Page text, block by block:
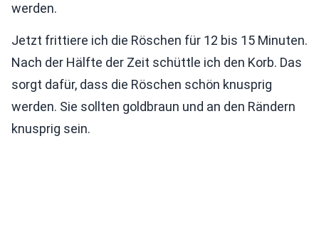
werden.
Jetzt frittiere ich die Röschen für 12 bis 15 Minuten.
Nach der Hälfte der Zeit schüttle ich den Korb. Das
sorgt dafür, dass die Röschen schön knusprig
werden. Sie sollten goldbraun und an den Rändern
knusprig sein.